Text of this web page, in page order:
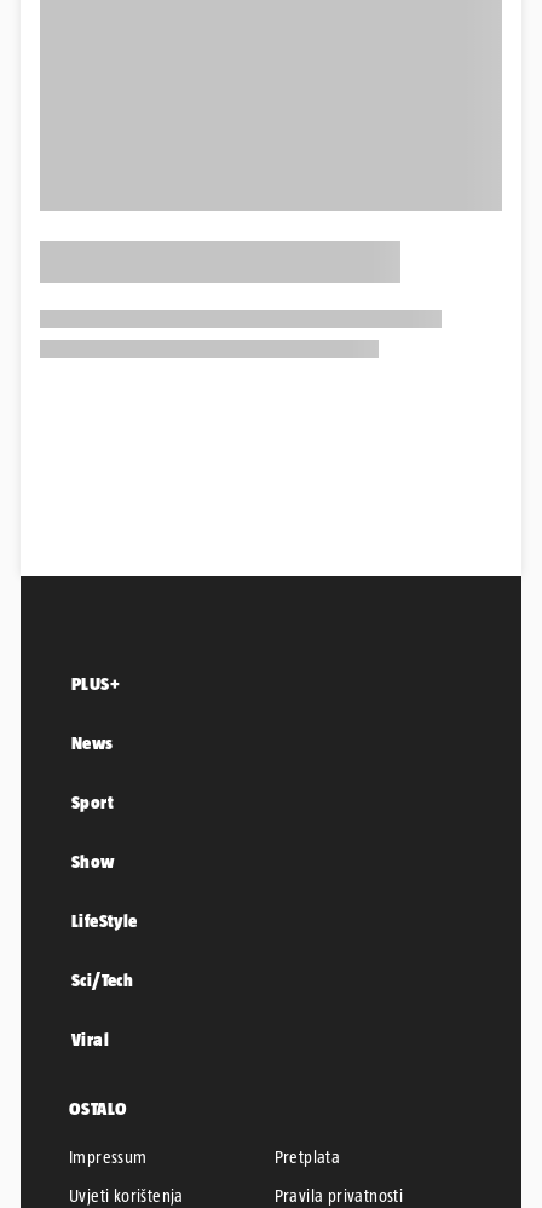
PLUS+
News
Sport
Show
LifeStyle
Sci/Tech
Viral
OSTALO
Impressum
Pretplata
Uvjeti korištenja
Pravila privatnosti